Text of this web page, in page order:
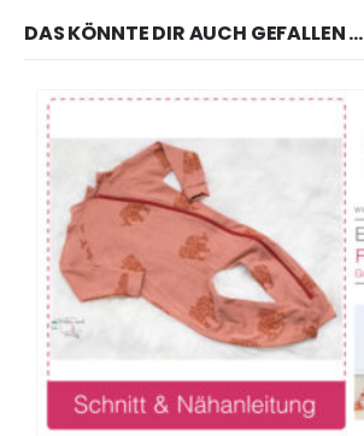
DAS KÖNNTE DIR AUCH GEFALLEN …